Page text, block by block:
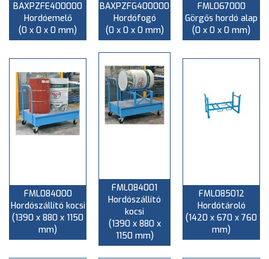
BAXPZFE400000
Hordóemelő
(0 x 0 x 0 mm)
BAXPZFG400000
Hordófogó
(0 x 0 x 0 mm)
FML067000
Görgős hordó alap
(0 x 0 x 0 mm)
FML084000
Hordószállító kocsi
(1390 x 880 x 1150
mm)
FML084001
Hordószállító
kocsi
(1390 x 880 x
1150 mm)
FML085012
Hordótároló
(1420 x 670 x 760
mm)